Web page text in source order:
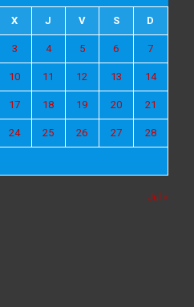
X J V S D
3 4 5 6 7
10 11 12 13 14
17 18 19 20 21
24 25 26 27 28
Jul »